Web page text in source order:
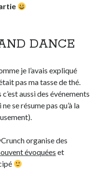
DANCE
je l’avais expliqué
pas ma tasse de thé.
aussi des événements
se résume pas qu’à la
organise des
évoquées et